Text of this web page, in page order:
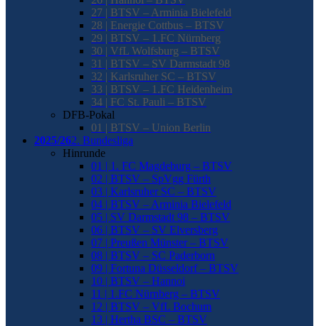
27 | BTSV – Arminia Bielefeld
28 | Energie Cottbus – BTSV
29 | BTSV – 1.FC Nürnberg
30 | VfL Wolfsburg – BTSV
31 | BTSV – SV Darmstadt 98
32 | Karlsruher SC – BTSV
33 | BTSV – 1.FC Heidenheim
34 | FC St. Pauli – BTSV
DFB-Pokal
01 | BTSV – Union Berlin
2025/262. Bundesliga
Hinrunde
01 | 1. FC Magdeburg – BTSV
02 | BTSV – SpVgg Fürth
03 | Karlsruher SC – BTSV
04 | BTSV – Arminia Bielefeld
05 | SV Darmstadt 98 – BTSV
06 | BTSV – SV Elversberg
07 | Preußen Münster – BTSV
08 | BTSV – SC Paderborn
09 | Fortuna Düsseldorf – BTSV
10 | BTSV – Hannoi
11 | 1.FC Nürnberg – BTSV
12 | BTSV – VfL Bochum
13 | Hertha BSC – BTSV